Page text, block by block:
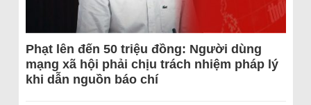
Phạt lên đến 50 triệu đồng: Người dùng
mạng xã hội phải chịu trách nhiệm pháp lý
khi dẫn nguồn báo chí